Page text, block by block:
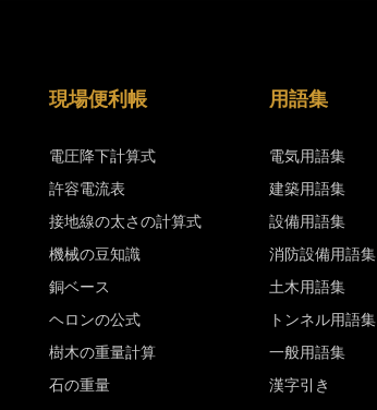
現場便利帳
電圧降下計算式
許容電流表
接地線の太さの計算式
機械の豆知識
銅ベース
ヘロンの公式
樹木の重量計算
石の重量
用語集
電気用語集
建築用語集
設備用語集
消防設備用語集
土木用語集
トンネル用語集
一般用語集
漢字引き